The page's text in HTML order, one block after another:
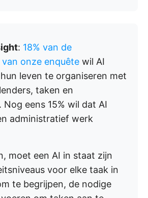
: 18% van de
onze enquête wil AI
leven te organiseren met
taken en
eens 15% wil dat AI
administratief werk
moet een AI in staat zijn
voor elke taak in
te begrijpen, de nodige